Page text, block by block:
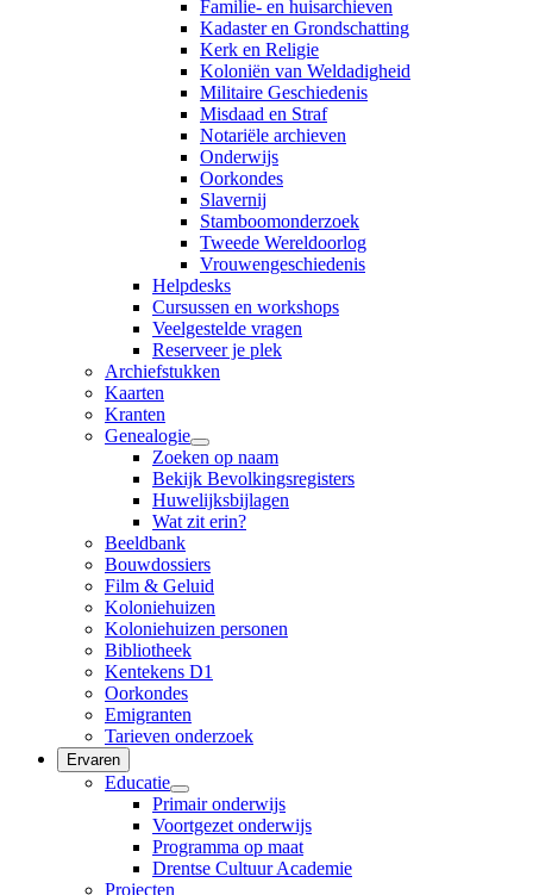
Familie- en huisarchieven
Kadaster en Grondschatting
Kerk en Religie
Koloniën van Weldadigheid
Militaire Geschiedenis
Misdaad en Straf
Notariële archieven
Onderwijs
Oorkondes
Slavernij
Stamboomonderzoek
Tweede Wereldoorlog
Vrouwengeschiedenis
Helpdesks
Cursussen en workshops
Veelgestelde vragen
Reserveer je plek
Archiefstukken
Kaarten
Kranten
Genealogie
Zoeken op naam
Bekijk Bevolkingsregisters
Huwelijksbijlagen
Wat zit erin?
Beeldbank
Bouwdossiers
Film & Geluid
Koloniehuizen
Koloniehuizen personen
Bibliotheek
Kentekens D1
Oorkondes
Emigranten
Tarieven onderzoek
Ervaren
Educatie
Primair onderwijs
Voortgezet onderwijs
Programma op maat
Drentse Cultuur Academie
Projecten